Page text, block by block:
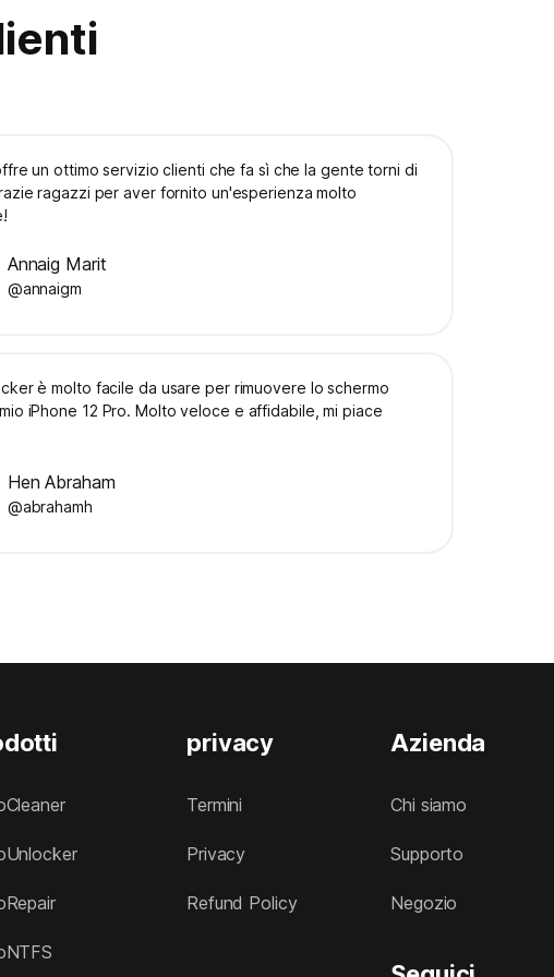
un ottimo servizio clienti che fa sì che la gente torni di
ragazzi per aver fornito un'esperienza molto
Annaig Marit
@annaigm
è molto facile da usare per rimuovere lo schermo
iPhone 12 Pro. Molto veloce e affidabile, mi piace
Hen Abraham
@abrahamh
privacy
Termini
Privacy
Refund Policy
Azienda
Chi siamo
Supporto
Negozio